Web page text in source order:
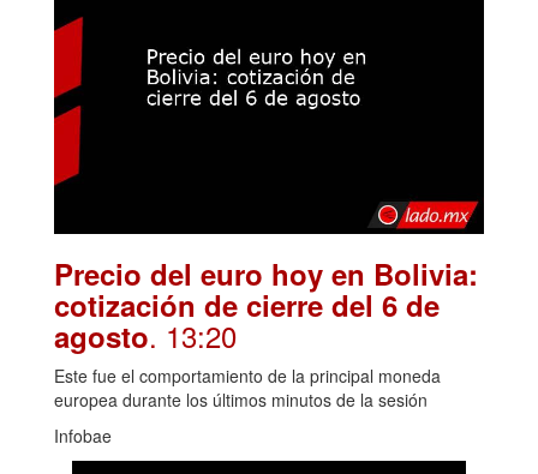
Precio del euro hoy en Bolivia:
cotización de cierre del 6 de
agosto. 13:20
Este fue el comportamiento de la principal moneda
europea durante los últimos minutos de la sesión
Infobae